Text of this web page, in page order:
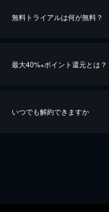
無料トライアルは何が無料？
最大40%※ポイント還元とは？
いつでも解約できますか